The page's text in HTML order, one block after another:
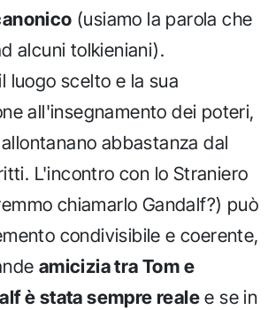
(usiamo la parola che
alcuni tolkieniani).
luogo scelto e la sua
all'insegnamento dei poteri,
abbastanza dal
L'incontro con lo Straniero
chiamarlo Gandalf?) può
condivisibile e coerente,
amicizia tra Tom e
è stata sempre reale e se in